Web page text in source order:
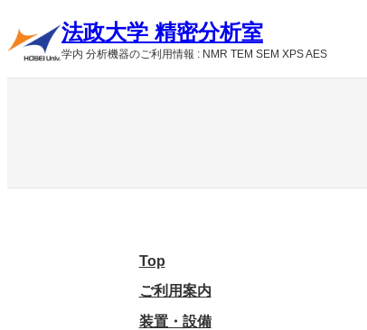
容
を
法政大学 精密分析室
学内 分析機器のご利用情報 : NMR TEM SEM XPS AES
Top
ご利用案内
装置・設備